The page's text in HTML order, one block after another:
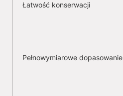
Łatwość konserwacji
Pełnowymiarowe dopasowanie